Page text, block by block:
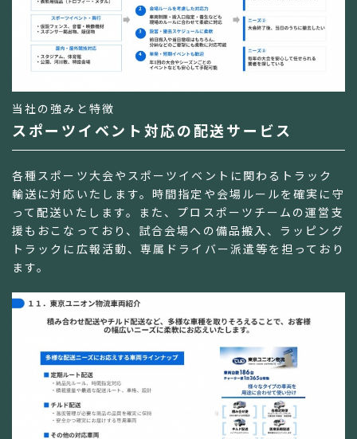
当社の強みと特徴
スポーツイベント対応の配送サービス
各種スポーツ大会やスポーツイベントに関わるトラック
輸送に対応いたします。時間指定や会場ルールを確実に守
って配送いたします。また、プロスポーツチームの運営支
援もおこなっており、試合会場への備品搬入、ラッピング
トラックに広報活動、専属ドライバー派遣等を担っており
ます。